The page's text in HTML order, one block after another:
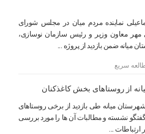
نماینده مردم میان در مجلس شورای
معاون وزیر و رئیس سازمان نوسازی،
میانه ضمن بازدید از پروژه ...
سریع
از روستاهای بخش کاغذکنان
میانه طی بازدید از برخی روستاهای
نشسته و مطالبات آن ها را مورد بررسی
ارتباطات ...